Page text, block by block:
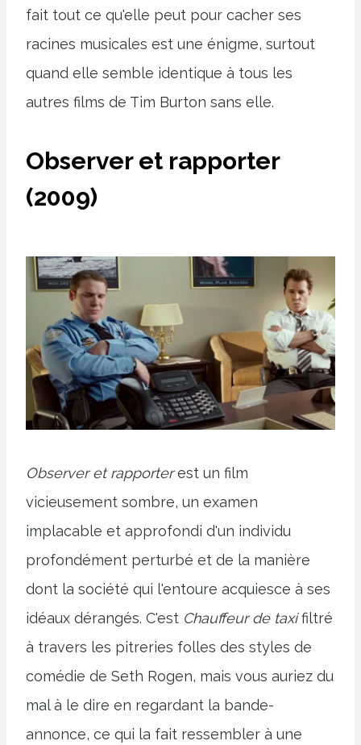
fait tout ce qu'elle peut pour cacher ses
racines musicales est une énigme, surtout
quand elle semble identique à tous les
autres films de Tim Burton sans elle.
Observer et rapporter
(2009)
Observer et rapporterest un film
vicieusement sombre, un examen
implacable et approfondi d'un individu
profondément perturbé et de la manière
dont la société qui l'entoure acquiesce à ses
idéaux dérangés. C'est Chauffeur de taxifiltré
à travers les pitreries folles des styles de
comédie de Seth Rogen, mais vous auriez du
mal à le dire en regardant la bande-
annonce, ce qui la fait ressembler à une